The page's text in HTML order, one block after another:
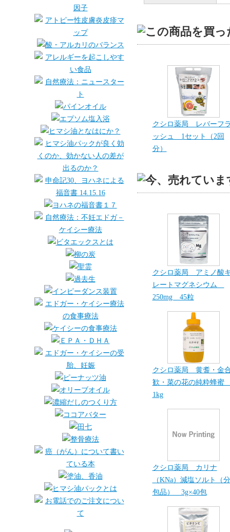
クシロ薬局 レバーフ
ッシュ 1セット（2回
分）
クシロ薬局 アミノ酸
レートマグネシウム
250mg 45粒
クシロ薬局 黄耆・金
歓・菜の花の純粋蜂
1kg
クシロ薬局 カリナ
（KNa）減塩ソルト（分
包品） 3g×40包